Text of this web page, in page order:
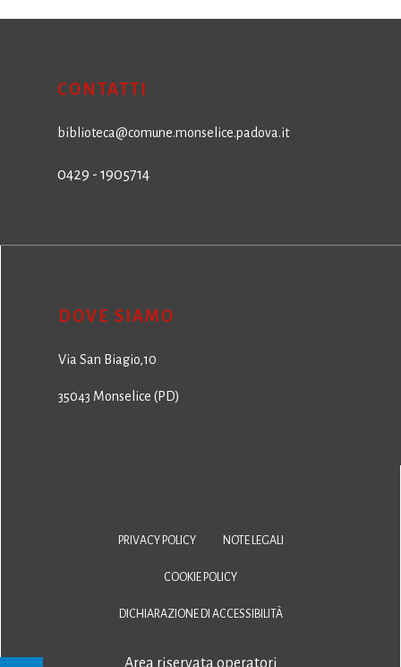
CONTATTI
biblioteca@comune.monselice.padova.it
0429 - 1905714
DOVE SIAMO
Via San Biagio,10
35043 Monselice (PD)
PRIVACY POLICY NOTE LEGALI
COOKIE POLICY
DICHIARAZIONE DI ACCESSIBILITÀ
Area riservata operatori